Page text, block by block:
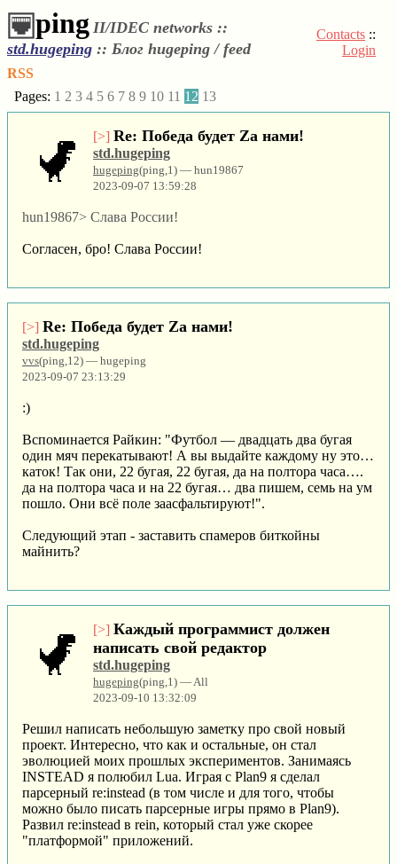
ping II/IDEC networks ::
std.hugeping :: Блог hugeping / feed
Contacts ::
Login
RSS
Pages: 1 2 3 4 5 6 7 8 9 10 11 12 13
[>] Re: Победа будет Za нами!
std.hugeping
hugeping(ping,1) — hun19867
2023-09-07 13:59:28
hun19867> Слава России!
Согласен, бро! Слава России!
[>] Re: Победа будет Za нами!
std.hugeping
vvs(ping,12) — hugeping
2023-09-07 23:13:29
:)
Вспоминается Райкин: "Футбол — двадцать два бугая
один мяч перекатывают! А вы выдайте каждому ну это…
каток! Так они, 22 бугая, 22 бугая, да на полтора часа….
да на полтора часа и на 22 бугая… два пишем, семь на ум
пошло. Они всё поле заасфальтируют!".
Следующий этап - заставить спамеров биткойны
майнить?
[>] Каждый программист должен
написать свой редактор
std.hugeping
hugeping(ping,1) — All
2023-09-10 13:32:09
Решил написать небольшую заметку про свой новый
проект. Интересно, что как и остальные, он стал
эволюцией моих прошлых экспериментов. Занимаясь
INSTEAD я полюбил Lua. Играя с Plan9 я сделал
парсерный re:instead (в том числе и для того, чтобы
можно было писать парсерные игры прямо в Plan9).
Развил re:instead в rein, который стал уже скорее
"платформой" приложений.